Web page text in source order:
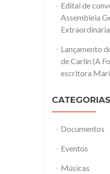
Edital de
Assembleia
Lançamento
de Carlin (A
escritora
CATEGORIAS
Documentos
Eventos
Músicas